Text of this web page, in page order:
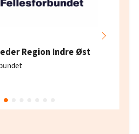
Region Indre Øst